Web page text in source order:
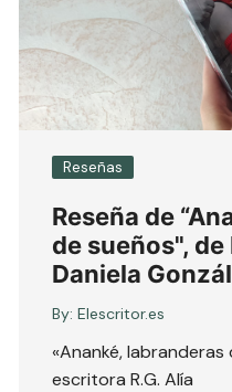
Reseñas
Reseña de
de sueños", de
Daniela
By: Elescritor.es
«Ananké, labranderas
escritora R.G. Alía